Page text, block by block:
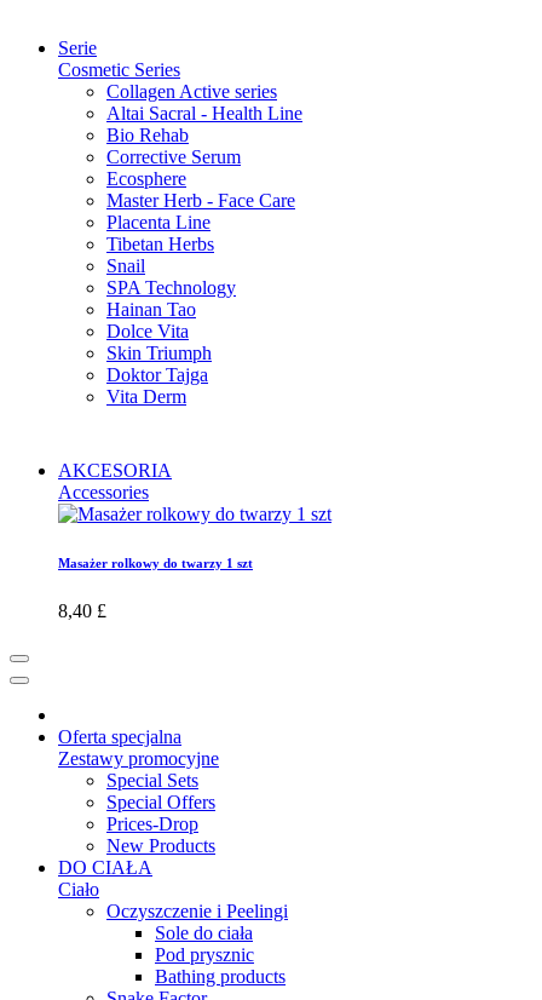
Serie
Cosmetic Series
Collagen Active series
Altai Sacral - Health Line
Bio Rehab
Corrective Serum
Ecosphere
Master Herb - Face Care
Placenta Line
Tibetan Herbs
Snail
SPA Technology
Hainan Tao
Dolce Vita
Skin Triumph
Doktor Tajga
Vita Derm
AKCESORIA
Accessories
Masażer rolkowy do twarzy 1 szt
8,40 £
Oferta specjalna
Zestawy promocyjne
Special Sets
Special Offers
Prices-Drop
New Products
DO CIAŁA
Ciało
Oczyszczenie i Peelingi
Sole do ciała
Pod prysznic
Bathing products